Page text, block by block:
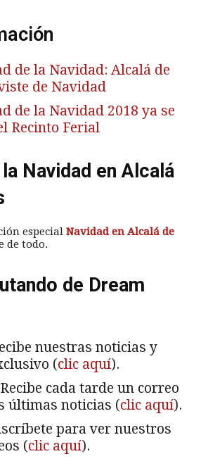
de la Navidad: Alcalá de
de Navidad
de la Navidad 2018 ya se
Recinto Ferial
Navidad en Alcalá
especial Navidad en Alcalá de
de todo.
de Dream
nuestras noticias y
(clic aquí).
Recibe cada tarde un correo
últimas noticias (clic aquí).
para ver nuestros
(clic aquí).